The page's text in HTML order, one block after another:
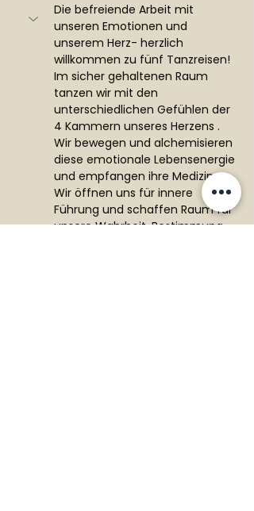
Die befreiende Arbeit mit
unseren Emotionen und
unserem Herz- herzlich
willkommen zu fünf Tanzreisen!
Im sicher gehaltenen Raum
tanzen wir mit den
unterschiedlichen Gefühlen der
4 Kammern unseres Herzens .
Wir bewegen und alchemisieren
diese emotionale Lebensenergie
und empfangen ihre Medizin.
Wir öffnen uns für innere
Führung und schaffen Raum für
unsere Wahrheit, Bestimmung